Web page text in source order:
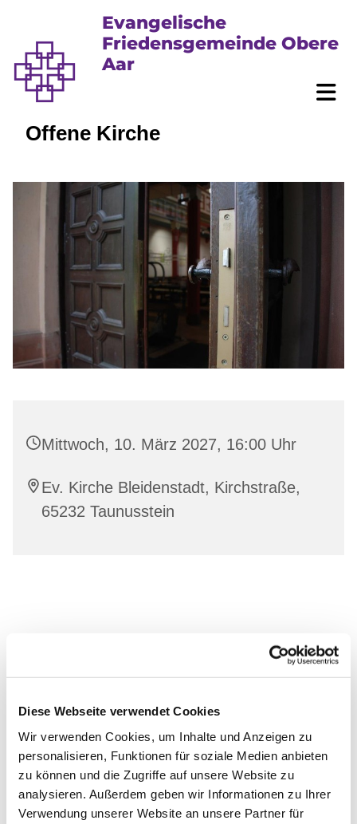
Diese Webseite verwendet Cookies
Wir verwenden Cookies, um Inhalte und Anzeigen zu
personalisieren, Funktionen für soziale Medien anbieten
zu können und die Zugriffe auf unsere Website zu
analysieren. Außerdem geben wir Informationen zu Ihrer
Verwendung unserer Website an unsere Partner für
Evangelische
Friedensgemeinde Obere
Aar
Offene Kirche
Mittwoch, 10. März 2027, 16:00 Uhr
Ev. Kirche Bleidenstadt, Kirchstraße,
65232 Taunusstein